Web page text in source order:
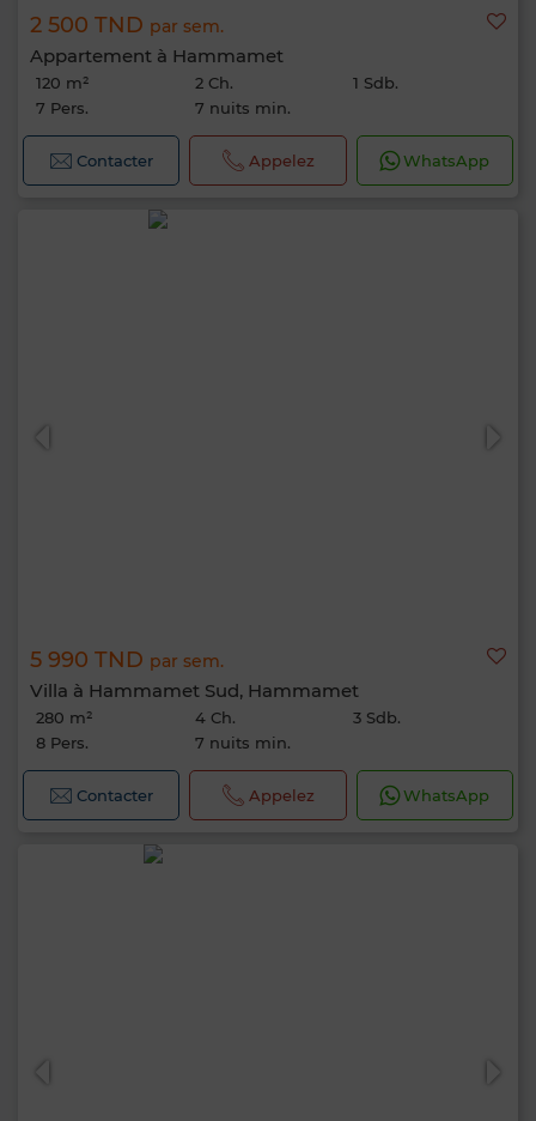
2 500 TND par sem.
Appartement à Hammamet
120 m² 2 Ch.
1 Sdb.
7 Pers.
7 nuits min.
Contacter Appelez WhatsApp
5 990 TND par sem.
Villa à Hammamet Sud, Hammamet
280 m² 4 Ch.
3 Sdb.
8 Pers.
7 nuits min.
Contacter Appelez WhatsApp